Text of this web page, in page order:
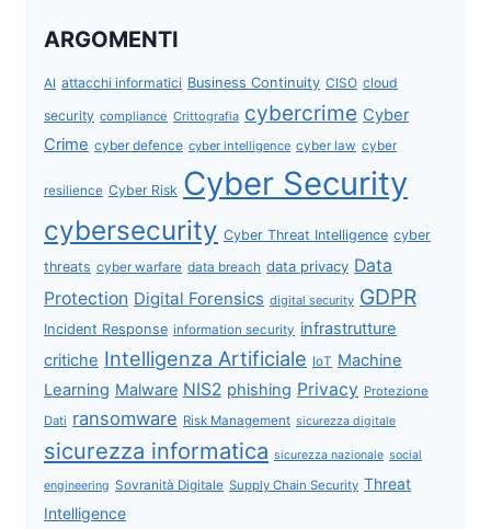
ARGOMENTI
AI attacchi informatici Business Continuity CISO cloud
security compliance Crittografia cybercrime Cyber
Crime cyber defence cyber intelligence cyber law cyber
resilience Cyber Risk Cyber Security
cybersecurity Cyber Threat Intelligence cyber
threats cyber warfare data breach data privacy Data
Protection Digital Forensics digital security GDPR
Incident Response information security infrastrutture
critiche Intelligenza Artificiale IoT Machine
Learning Malware NIS2 phishing Privacy Protezione
Dati ransomware Risk Management sicurezza digitale
sicurezza informatica sicurezza nazionale social
engineering Sovranità Digitale Supply Chain Security Threat
Intelligence